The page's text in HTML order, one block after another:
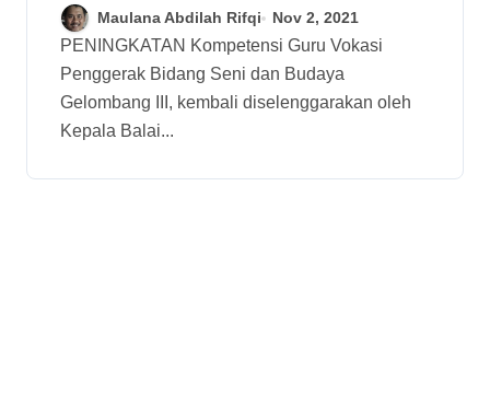
Dibuka
Maulana Abdilah Rifqi Nov 2, 2021
PENINGKATAN Kompetensi Guru Vokasi
Penggerak Bidang Seni dan Budaya
Gelombang III, kembali diselenggarakan oleh
Kepala Balai...